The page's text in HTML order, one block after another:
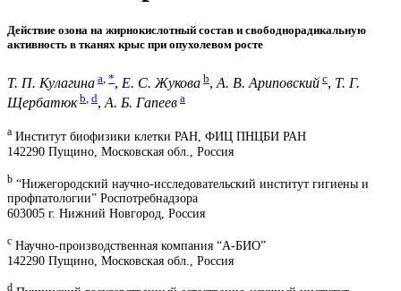
Действие озона на жирнокислотный состав и свободнорадикальную
активность в тканях крыс при опухолевом росте
Т. П. Кулагина a *, Е. С. Жукова b, А. В. Ариповский c, Т. Г.
Щербатюк b, d,А. Б. Гапеев a
a Институт биофизики клетки РАН, ФИЦ ПНЦБИ РАН
142290 Пущино, Московская обл., Россия
b “Нижегородский научно-исследовательский институт гигиены и
профпатологии” Роспотребнадзора
603005 г. Нижний Новгород, Россия
c Научно-производственная компания “А-БИО”
142290 Пущино, Московская обл., Россия
d